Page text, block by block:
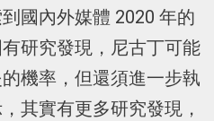
國內外媒體 2020 年的
研究發現，尼古丁可能
機率，但還須進一步執
其實有更多研究發現，